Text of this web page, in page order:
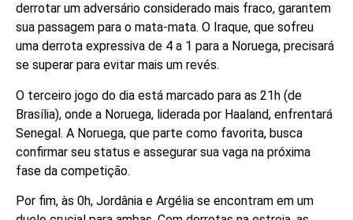
derrotar um adversário considerado mais fraco, garantem
sua passagem para o mata-mata. O Iraque, que sofreu
uma derrota expressiva de 4 a 1 para a Noruega, precisará
se superar para evitar mais um revés.
O terceiro jogo do dia está marcado para as 21h (de
Brasília), onde a Noruega, liderada por Haaland, enfrentará
Senegal. A Noruega, que parte como favorita, busca
confirmar seu status e assegurar sua vaga na próxima
fase da competição.
Por fim, às 0h, Jordânia e Argélia se encontram em um